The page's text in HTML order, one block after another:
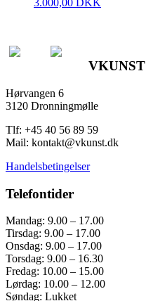
VKUNST
Hørvangen 6
3120 Dronningmølle
Tlf: +45 40 56 89 59
Mail: kontakt@vkunst.dk
Handelsbetingelser
Telefontider
Mandag: 9.00 – 17.00
Tirsdag: 9.00 – 17.00
Onsdag: 9.00 – 17.00
Torsdag: 9.00 – 16.30
Fredag: 10.00 – 15.00
Lørdag: 10.00 – 12.00
Søndag: Lukket